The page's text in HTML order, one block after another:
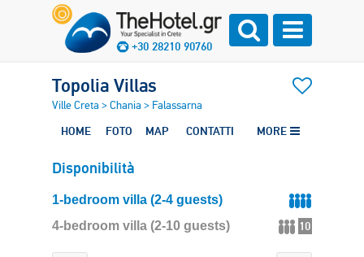
+30 28210 90760
Topolia Villas
Ville Creta >Chania > Falassarna
HOME FOTO MAP CONTATTI MORE
Disponibilità
1-bedroom villa (2-4 guests)
4-bedroom villa (2-10 guests)
10